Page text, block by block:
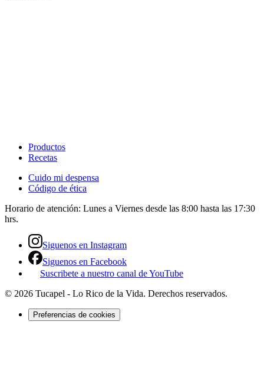
Productos
Recetas
Cuido mi despensa
Código de ética
Horario de atención: Lunes a Viernes desde las 8:00 hasta las 17:30
hrs.
Siguenos en Instagram
Siguenos en Facebook
Suscribete a nuestro canal de YouTube
© 2026 Tucapel - Lo Rico de la Vida. Derechos reservados.
Preferencias de cookies